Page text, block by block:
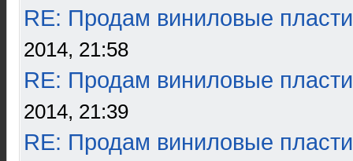
RE: Продам виниловые
2014, 21:58
RE: Продам виниловые
2014, 21:39
RE: Продам виниловые